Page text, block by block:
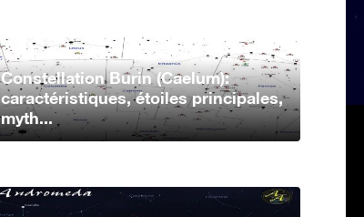
Constellation Burin (Caelum):
caractéristiques, étoiles principales,
myth...